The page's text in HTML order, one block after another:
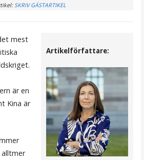
SKRIV GÄSTARTIKEL
Artikelförfattare:
mest
är en
Kina är